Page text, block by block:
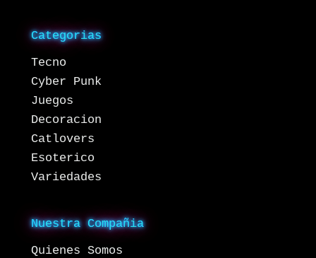
Categorias
Tecno
Cyber Punk
Juegos
Decoracion
Catlovers
Esoterico
Variedades
Nuestra Compañia
Quienes Somos